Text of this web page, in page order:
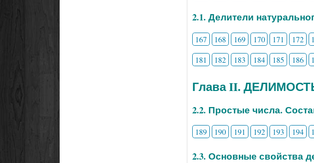
2.1. Делители
167 168 169 170 171 172
181
182 183 184 185 186
Глава II.
2.2. Простые числа.
189 190 191 192 193 194
2.3. Основные свойства